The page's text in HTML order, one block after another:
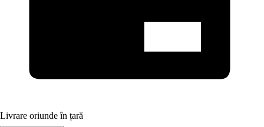
Livrare oriunde în țară